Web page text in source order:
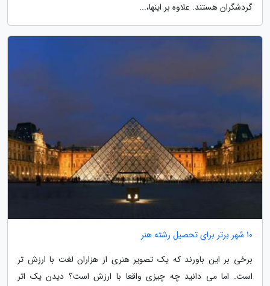
گردشگران هستند. علاوه بر اینها،...
10 شهر برتر برای تحصیل رشته هنر
برخی بر این باورند که یک تصویر هنری از هزاران لغت با ارزش تر
است. اما می دانید چه چیزی واقعا با ارزش است؟ دیدن یک اثر